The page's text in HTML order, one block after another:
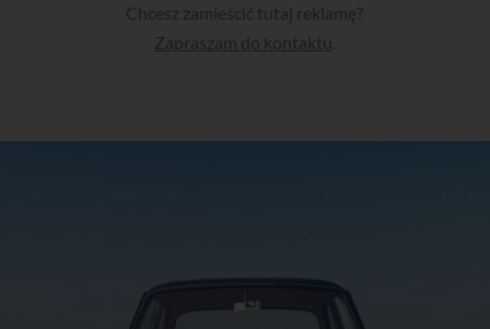
Chcesz zamieścić tutaj reklamę?
Zapraszam do kontaktu